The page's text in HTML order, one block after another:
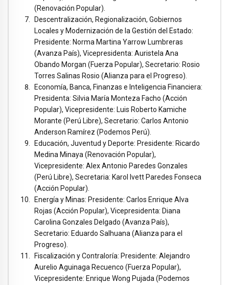
(Renovación Popular).
Descentralización, Regionalización, Gobiernos
Locales y Modernización de la Gestión del Estado:
Presidente: Norma Martina Yarrow Lumbreras
(Avanza País), Vicepresidenta: Auristela Ana
Obando Morgan (Fuerza Popular), Secretario: Rosio
Torres Salinas Rosio (Alianza para el Progreso).
Economía, Banca, Finanzas e Inteligencia Financiera:
Presidenta: Silvia María Monteza Facho (Acción
Popular), Vicepresidente: Luis Roberto Kamiche
Morante (Perú Libre), Secretario: Carlos Antonio
Anderson Ramírez (Podemos Perú).
Educación, Juventud y Deporte: Presidente: Ricardo
Medina Minaya (Renovación Popular),
Vicepresidente: Alex Antonio Paredes Gonzales
(Perú Libre), Secretaria: Karol Ivett Paredes Fonseca
(Acción Popular).
Energía y Minas: Presidente: Carlos Enrique Alva
Rojas (Acción Popular), Vicepresidenta: Diana
Carolina Gonzales Delgado (Avanza País),
Secretario: Eduardo Salhuana (Alianza para el
Progreso).
Fiscalización y Contraloría: Presidente: Alejandro
Aurelio Aguinaga Recuenco (Fuerza Popular),
Vicepresidente: Enrique Wong Pujada (Podemos